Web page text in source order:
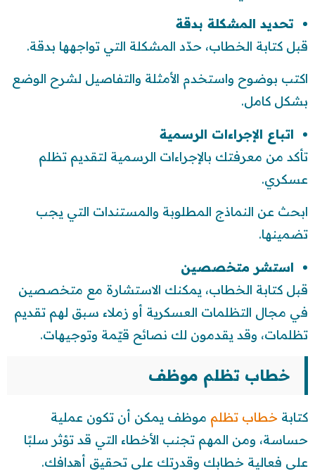
تحديد المشكلة بدقة
قبل كتابة الخطاب، حدّد المشكلة التي تواجهها بدقة.
اكتب بوضوح واستخدم الأمثلة والتفاصيل لشرح الوضع
بشكل كامل.
اتباع الإجراءات الرسمية
تأكد من معرفتك بالإجراءات الرسمية لتقديم تظلم
عسكري.
ابحث عن النماذج المطلوبة والمستندات التي يجب
تضمينها.
استشر متخصصين
قبل كتابة الخطاب، يمكنك الاستشارة مع متخصصين
في مجال التظلمات العسكرية أو زملاء سبق لهم تقديم
تظلمات، وقد يقدمون لك نصائح قيّمة وتوجيهات.
خطاب تظلم موظف
كتابة خطاب تظلم موظف يمكن أن تكون عملية
حساسة، ومن المهم تجنب الأخطاء التي قد تؤثر سلبًا
على فعالية خطابك وقدرتك على تحقيق أهدافك.